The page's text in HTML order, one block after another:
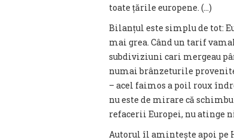
toate țările europene. (...)
Bilanțul este simplu de tot:
mai grea. Când un tarif
subdiviziuni cari mergeau
numai brânzeturile
– acel faimos a poil roux
nu este de mirare că
refacerii Europei, nu atinge
Autorul îl amintește apoi pe